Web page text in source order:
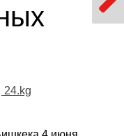
24.kg